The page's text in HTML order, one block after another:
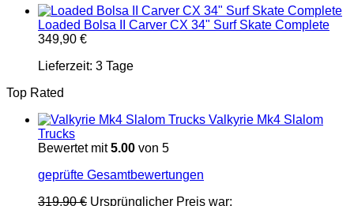
Loaded Bolsa II Carver CX 34" Surf Skate Complete
349,90 €
Lieferzeit: 3 Tage
Top Rated
Valkyrie Mk4 Slalom
Trucks
Bewertet mit5.00 von 5
geprüfte Gesamtbewertungen
319,90€ Ursprünglicher Preis war: